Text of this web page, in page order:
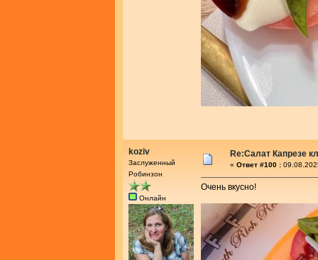
koziv
Заслуженный
Робинзон
Онлайн
Re:Салат Капрезе
« Ответ #100 :
Очень вкусно!